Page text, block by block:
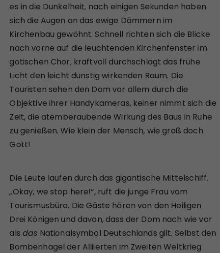
es in die Dunkelheit, nach einigen Sekunden haben
sich die Augen an das ewige Dämmern im
Kirchenbau gewöhnt. Schnell richten sich die Blicke
nach vorne auf die leuchtenden Kirchenfenster im
gotischen Chor, kraftvoll durchschlägt das frühe
Licht den leicht dunstig wirkenden Raum. Die
Touristen sehen den Dom vor allem durch die
Objektive ihrer Handykameras, keiner nimmt sich die
Zeit, die atemberaubende Wirkung des Baus in Ruhe
zu genießen. Wie klein der Mensch, wie groß doch
Gott!
Die Leute laufen durch das gigantische Mittelschiff.
„Okay, we stop here!“, ruft die junge Frau vom
Tourismusbüro. Die Gäste hören von den Heiligen
Drei Königen und davon, dass der Dom nach wie vor
alsdas Nationalsymbol Deutschlands gilt. Selbst den
Bombenhagel der Alliierten im Zweiten Weltkrieg